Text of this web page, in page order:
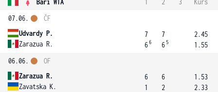
Bari WTA 1 2 3
Kurs
07.06.
Udvardy P.
Zarazua R.
ČF
7
66
7
6 5
2.45
1.55
06.06.
Zarazua R.
Zavatska K.
OF
6
1
6
2
1.53
2.33